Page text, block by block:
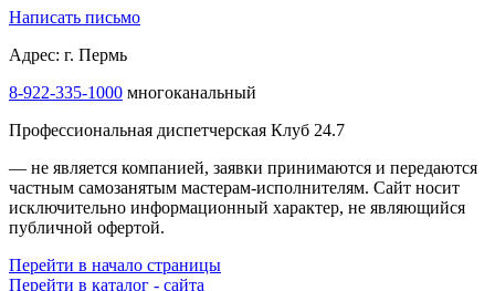
Написать письмо
Адрес: г. Пермь
8-922-335-1000 многоканальный
Профессиональная диспетчерская Клуб 24.7
— не является компанией, заявки принимаются и передаются
частным самозанятым мастерам‑исполнителям. Сайт носит
исключительно информационный характер, не являющийся
публичной офертой.
Перейти в начало страницы
Перейти в каталог - сайта